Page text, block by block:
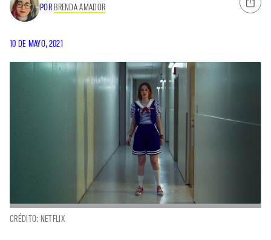
POR BRENDA AMADOR
10 DE MAYO, 2021
CRÉDITO: NETFLIX